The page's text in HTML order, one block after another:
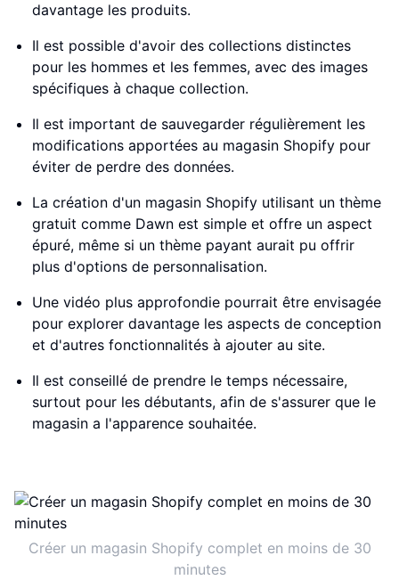
davantage les produits.
Il est possible d'avoir des collections distinctes
pour les hommes et les femmes, avec des images
spécifiques à chaque collection.
Il est important de sauvegarder régulièrement les
modifications apportées au magasin Shopify pour
éviter de perdre des données.
La création d'un magasin Shopify utilisant un thème
gratuit comme Dawn est simple et offre un aspect
épuré, même si un thème payant aurait pu offrir
plus d'options de personnalisation.
Une vidéo plus approfondie pourrait être envisagée
pour explorer davantage les aspects de conception
et d'autres fonctionnalités à ajouter au site.
Il est conseillé de prendre le temps nécessaire,
surtout pour les débutants, afin de s'assurer que le
magasin a l'apparence souhaitée.
Créer un magasin Shopify complet en moins de 30
minutes